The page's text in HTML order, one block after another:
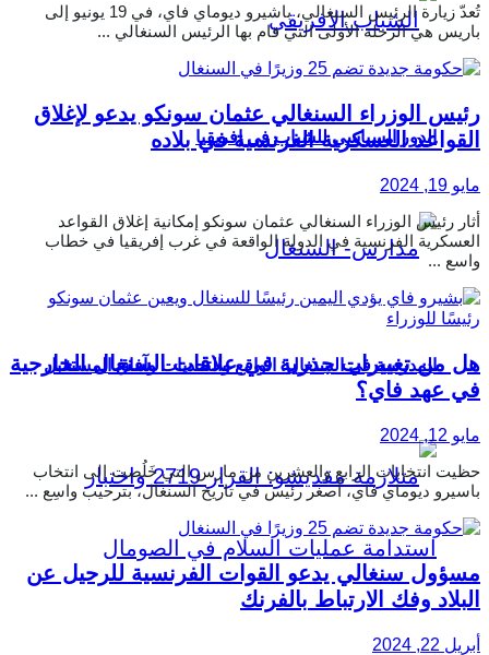
الدور السياسي للشباب في إفريقيا
المدرسة في السنغال: الواقع والتحديات وآفاق المستقبل
تُعدّ زيارة الرئيس السنغالي، باشيرو ديوماي فاي، في 19 يونيو إلى
باريس هي الرحلة الأولى التي قام بها الرئيس السنغالي ...
رئيس الوزراء السنغالي عثمان سونكو يدعو لإغلاق
القواعد العسكرية الفرنسية في بلاده
مايو 19, 2024
أثار رئيس الوزراء السنغالي عثمان سونكو إمكانية إغلاق القواعد
العسكرية الفرنسية في الدولة الواقعة في غرب إفريقيا في خطاب
واسع ...
هل من تغييرات جذرية في علاقات السنغال الخارجية
في عهد فاي؟
مايو 12, 2024
حظيت انتخابات الرابع والعشرين من مارس التي خَلُصت إلى انتخاب
باسيرو ديوماي فاي، أصغر رئيس في تاريخ السنغال، بترحيب واسِع ...
مسؤول سنغالي يدعو القوات الفرنسية للرحيل عن
البلاد وفك الارتباط بالفرنك
أبريل 22, 2024